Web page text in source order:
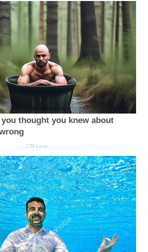
thought you knew about
CTA Love